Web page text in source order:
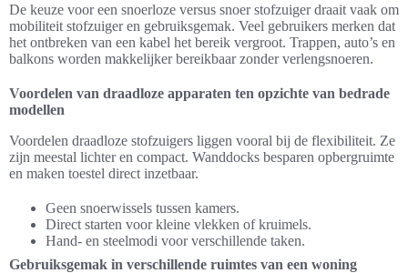
De keuze voor een snoerloze versus snoer stofzuiger draait vaak om
mobiliteit stofzuiger en gebruiksgemak. Veel gebruikers merken dat
het ontbreken van een kabel het bereik vergroot. Trappen, auto’s en
balkons worden makkelijker bereikbaar zonder verlengsnoeren.
Voordelen van draadloze apparaten ten opzichte van bedrade
modellen
Voordelen draadloze stofzuigers liggen vooral bij de flexibiliteit. Ze
zijn meestal lichter en compact. Wanddocks besparen opbergruimte
en maken toestel direct inzetbaar.
Geen snoerwissels tussen kamers.
Direct starten voor kleine vlekken of kruimels.
Hand- en steelmodi voor verschillende taken.
Gebruiksgemak in verschillende ruimtes van een woning